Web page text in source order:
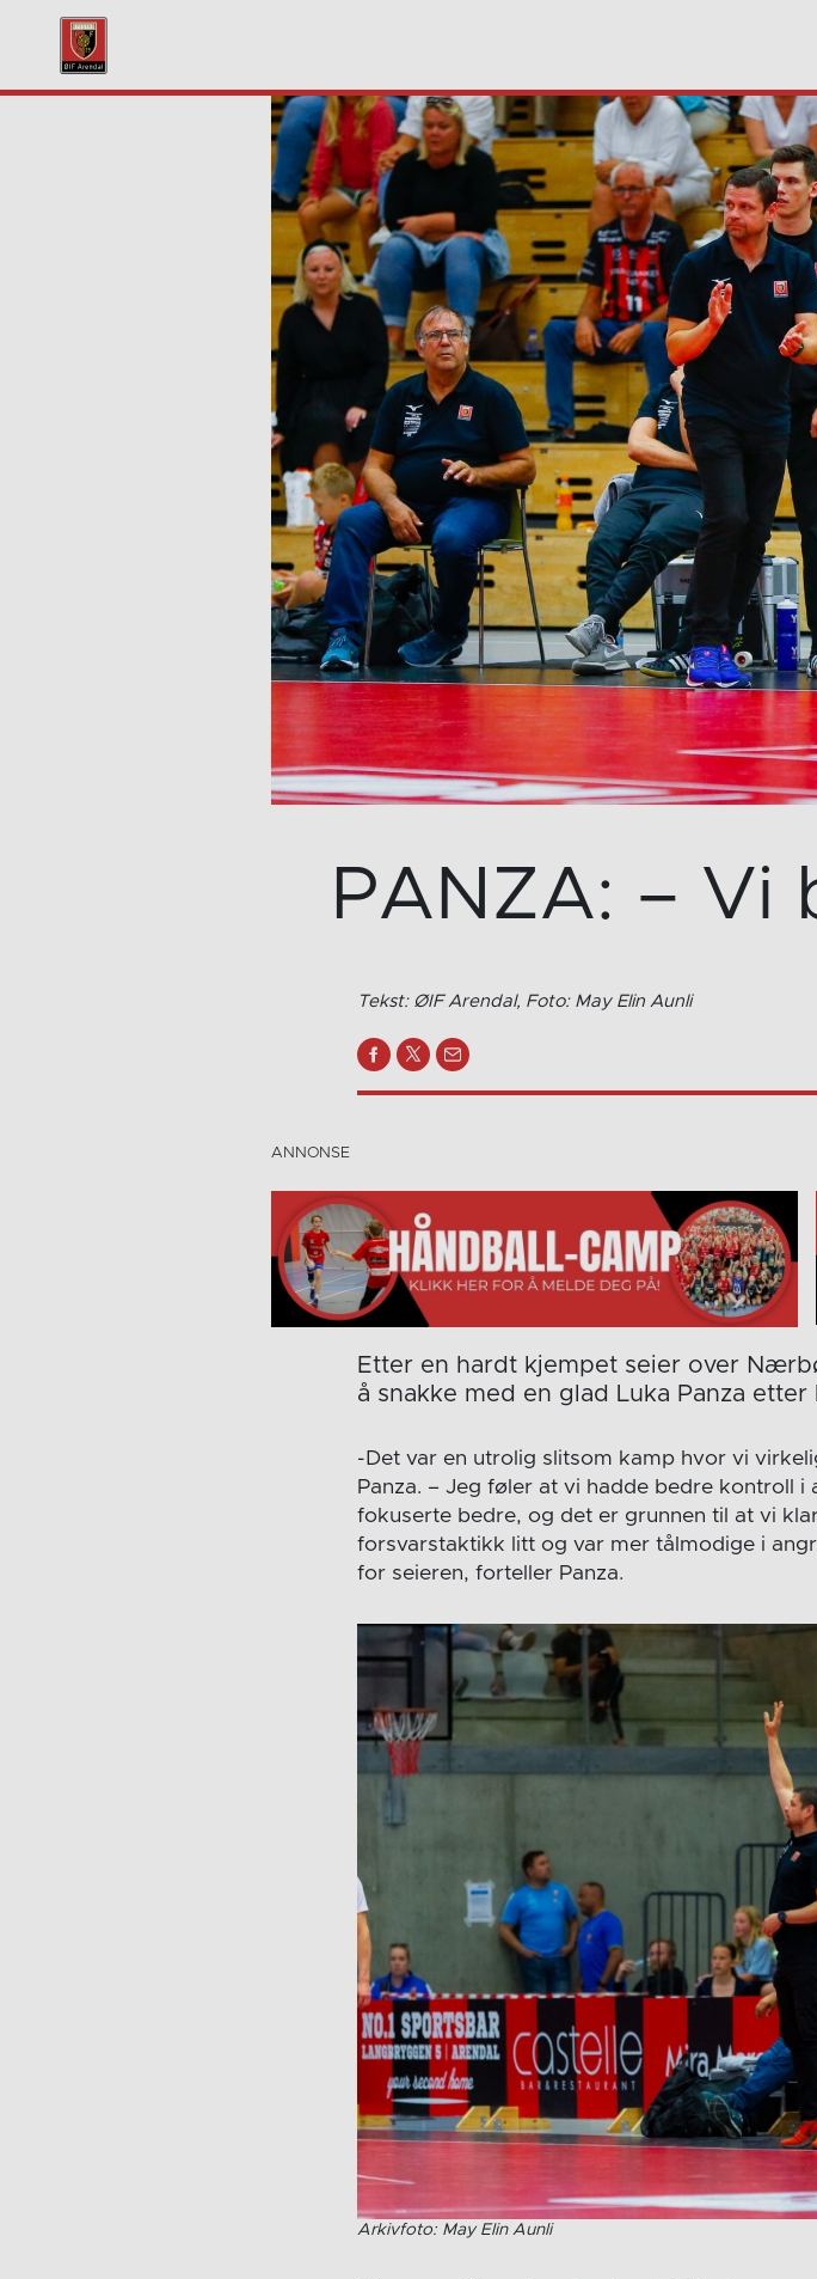
PANZA: – Vi
Tekst: ØIF Arendal, Foto: May Elin Aunli
Etter en hardt kjempet seier over
å snakke med en glad Luka Panza etter
-Det var en utrolig slitsom kamp hvor vi
Panza. – Jeg føler at vi hadde bedre kontroll
fokuserte bedre, og det er grunnen til at vi
forsvarstaktikk litt og var mer tålmodige i
for seieren, forteller Panza.
Arkivfoto: May Elin Aunli